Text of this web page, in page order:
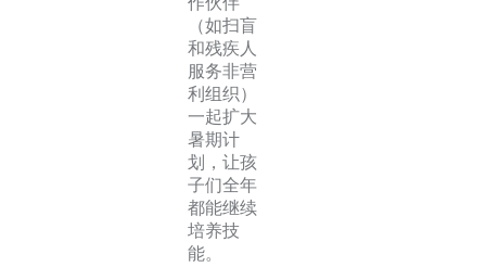
（如扫盲
和残疾人
服务非营
利组织）
一起扩大
暑期计
划，让孩
子们全年
都能继续
培养技
能。